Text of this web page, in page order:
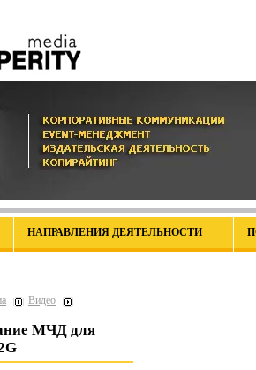
НАПРАВЛЕНИЯ ДЕЯТЕЛЬНОСТИ
Видео
МЧД для